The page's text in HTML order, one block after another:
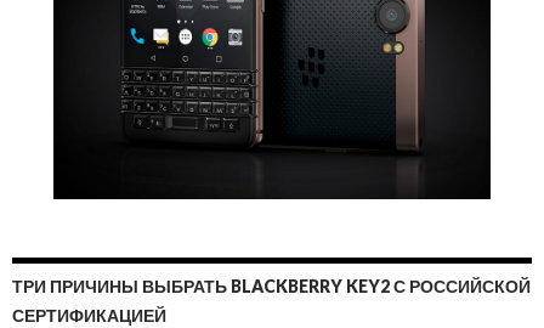
ТРИ ПРИЧИНЫ ВЫБРАТЬ BLACKBERRY KEY2 С РОССИЙСКОЙ
СЕРТИФИКАЦИЕЙ